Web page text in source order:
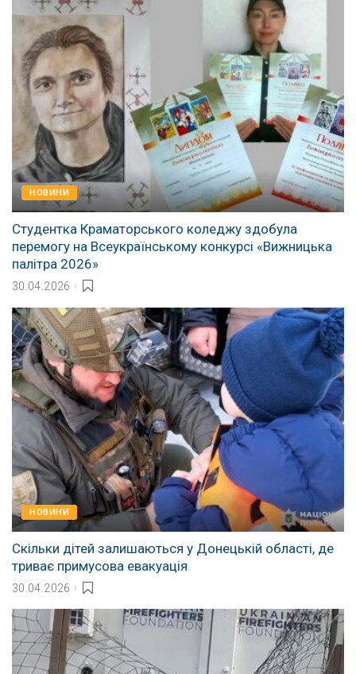
НОВИНИ
Студентка Краматорського коледжу здобула
перемогу на Всеукраїнському конкурсі «Вижницька
палітра 2026»
30.04.2026
НОВИНИ
Скільки дітей залишаються у Донецькій області, де
триває примусова евакуація
30.04.2026